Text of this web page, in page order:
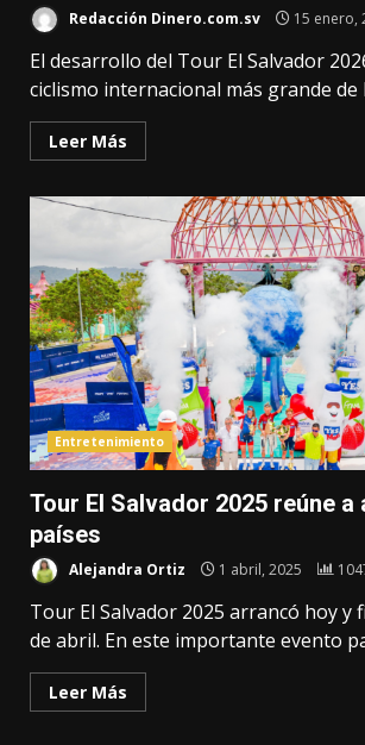
Redacción Dinero.com.sv 15 enero,
El desarrollo del Tour El Salvador
ciclismo internacional más grande de
Leer Más
Entretenimiento
Tour El Salvador 2025 reúne a
países
Alejandra Ortiz 1 abril, 2025
Tour El Salvador 2025 arrancó hoy y
de abril. En este importante evento
Leer Más